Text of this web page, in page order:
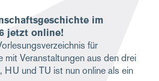
im
jetzt online!
für
Veranstaltungen aus den drei
HU und TU ist nun online als ein